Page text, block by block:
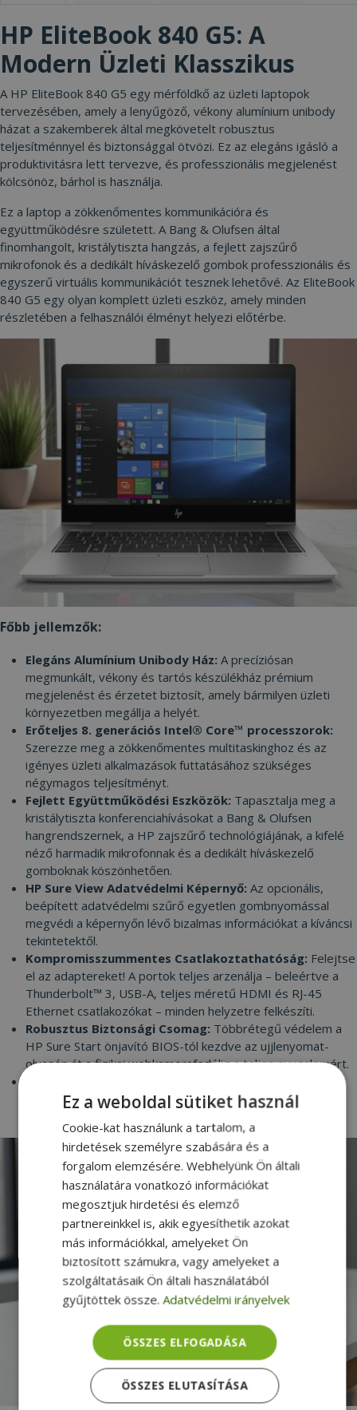
HP EliteBook 840 G5: A
Modern Üzleti Klasszikus
A HP EliteBook 840 G5 egy mérföldkő az üzleti laptopok
tervezésében, amely a lenyűgöző, vékony alumínium unibody
házat a szakemberek által megkövetelt robusztus
teljesítménnyel és biztonsággal ötvözi. Ez az elegáns igásló a
produktivitásra lett tervezve, és professzionális megjelenést
kölcsönöz, bárhol is használja.
Ez a laptop a zökkenőmentes kommunikációra és
együttműködésre született. A Bang & Olufsen által
finomhangolt, kristálytiszta hangzás, a fejlett zajszűrő
mikrofonok és a dedikált híváskezelő gombok professzionális és
egyszerű virtuális kommunikációt tesznek lehetővé. Az EliteBook
840 G5 egy olyan komplett üzleti eszköz, amely minden
részletében a felhasználói élményt helyezi előtérbe.
Főbb jellemzők:
Elegáns Alumínium Unibody Ház: A precíziósan
megmunkált, vékony és tartós készülékház prémium
megjelenést és érzetet biztosít, amely bármilyen üzleti
környezetben megállja a helyét.
Erőteljes 8. generációs Intel® Core™ processzorok:
Szerezze meg a zökkenőmentes multitaskinghoz és az
igényes üzleti alkalmazások futtatásához szükséges
négymagos teljesítményt.
Fejlett Együttműködési Eszközök: Tapasztalja meg a
kristálytiszta konferenciahívásokat a Bang & Olufsen
hangrendszernek, a HP zajszűrő technológiájának, a kifelé
néző harmadik mikrofonnak és a dedikált híváskezelő
gomboknak köszönhetően.
HP Sure View Adatvédelmi Képernyő: Az opcionális,
beépített adatvédelmi szűrő egyetlen gombnyomással
megvédi a képernyőn lévő bizalmas információkat a kíváncsi
tekintetektől.
Kompromisszummentes Csatlakoztathatóság: Felejtse
el az adaptereket! A portok teljes arzenálja – beleértve a
Thunderbolt™ 3, USB-A, teljes méretű HDMI és RJ-45
Ethernet csatlakozókat – minden helyzetre felkészíti.
Robusztus Biztonsági Csomag: Többrétegű védelem a
HP Sure Start önjavító BIOS-tól kezdve az ujjlenyomat-
olvasón át a fizikai webkamerafedélig a teljes nyugalomért.
ellátott és cseppálló billentyűzet kiváló gépelési élményt
Ez a weboldal sütiket használ
Cookie-kat használunk a tartalom, a
hirdetések személyre szabására és a
forgalom elemzésére. Webhelyünk Ön általi
használatára vonatkozó információkat
megosztjuk hirdetési és elemző
partnereinkkel is, akik egyesíthetik azokat
más információkkal, amelyeket Ön
biztosított számukra, vagy amelyeket a
szolgáltatásaik Ön általi használatából
gyűjtöttek össze. Adatvédelmi irányelvek
ÖSSZES ELFOGADÁSA
ÖSSZES ELUTASÍTÁSA